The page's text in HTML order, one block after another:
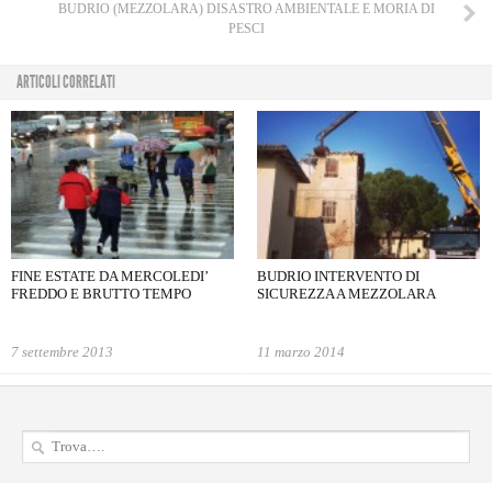
BUDRIO (MEZZOLARA) DISASTRO AMBIENTALE E MORIA DI
PESCI
ARTICOLI CORRELATI
FINE ESTATE DA MERCOLEDI’
FREDDO E BRUTTO TEMPO
7 settembre 2013
BUDRIO INTERVENTO DI
SICUREZZA A MEZZOLARA
11 marzo 2014